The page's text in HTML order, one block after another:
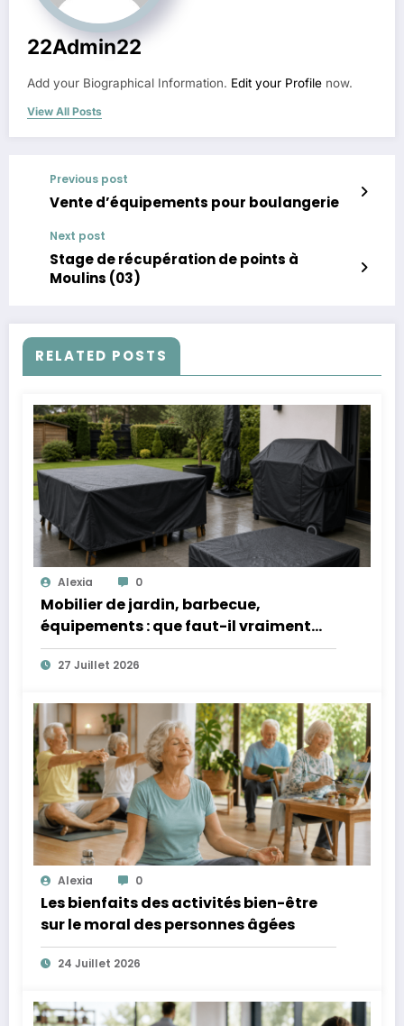
22Admin22
Add your Biographical Information. Edit your Profile now.
View All Posts
Previous post
Vente d’équipements pour boulangerie
Next post
Stage de récupération de points à
Moulins (03)
RELATED POSTS
Alexia 0
Mobilier de jardin, barbecue,
équipements : que faut-il vraiment
protéger quand ils restent dehors ?
27 Juillet 2026
Alexia 0
Les bienfaits des activités bien-être
sur le moral des personnes âgées
24 Juillet 2026